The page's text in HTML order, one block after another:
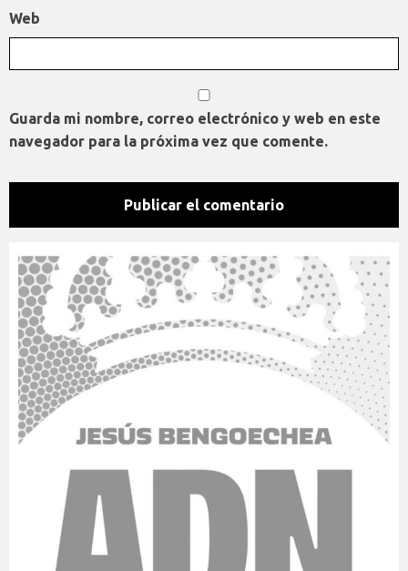
Web
Guarda mi nombre, correo electrónico y web en este
navegador para la próxima vez que comente.